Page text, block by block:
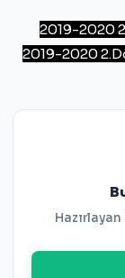
2019-2020
2019-2020